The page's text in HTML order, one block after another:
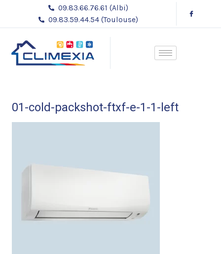
contenu
09.83.66.76.61 (Albi)
09.83.59.44.54 (Toulouse)
01-cold-packshot-ftxf-e-1-1-left
articles